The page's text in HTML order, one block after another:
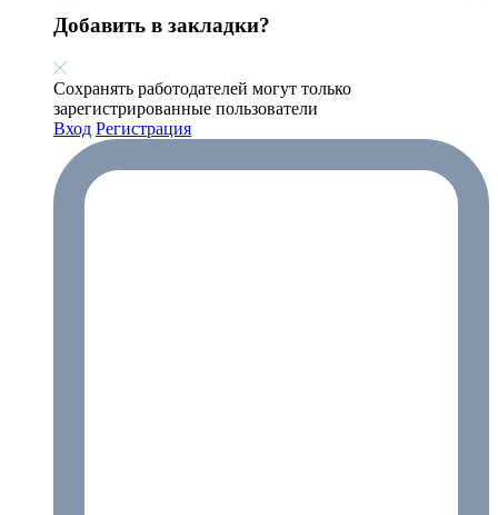
Добавить в закладки?
Сохранять работодателей могут только
зарегистрированные пользователи
Вход Регистрация